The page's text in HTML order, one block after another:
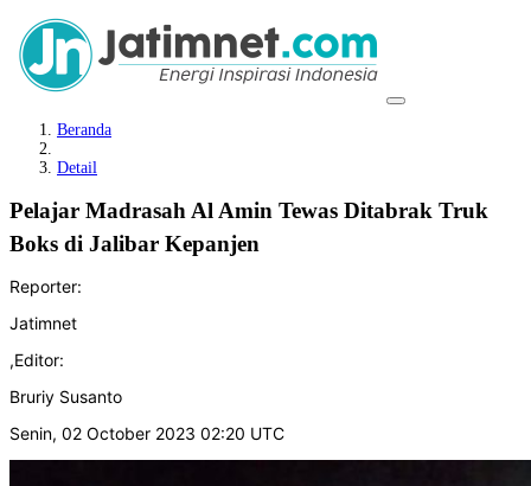
Beranda
Detail
Pelajar Madrasah Al Amin Tewas Ditabrak Truk
Boks di Jalibar Kepanjen
Reporter:
Jatimnet
,Editor:
Bruriy Susanto
Senin, 02 October 2023 02:20 UTC